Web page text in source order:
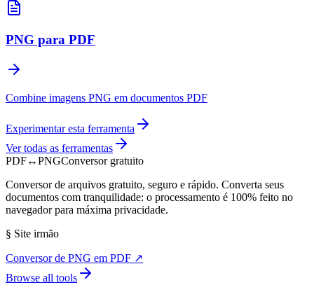
PNG para PDF
Combine imagens PNG em documentos PDF
Experimentar esta ferramenta
Ver todas as ferramentas
PDF↔PNGConversor gratuito
Conversor de arquivos gratuito, seguro e rápido. Converta seus
documentos com tranquilidade: o processamento é 100% feito no
navegador para máxima privacidade.
§ Site irmão
Conversor de PNG em PDF ↗
Browse all tools